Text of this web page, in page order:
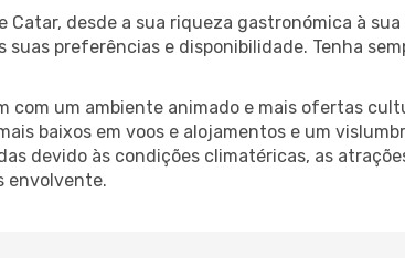
Catar, desde a sua riqueza gastronómica à
preferências e disponibilidade. Tenha
com um ambiente animado e mais ofertas
baixos em voos e alojamentos e um
devido às condições climatéricas, as
envolvente.